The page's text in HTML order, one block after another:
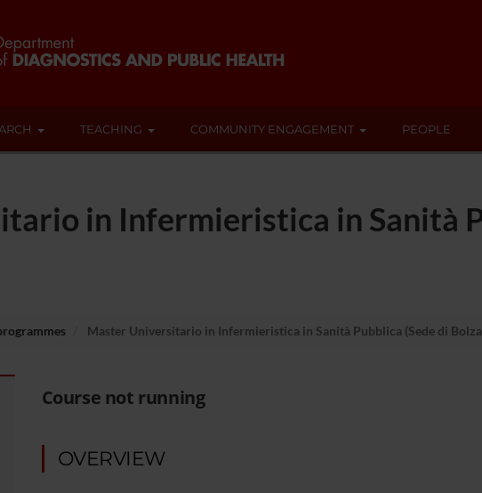
TEACHING COMMUNITY ENGAGEMENT PEOPLE
in Infermieristica in Sanità
Master Universitario in Infermieristica in Sanità Pubblica (Sede di
Course not running
OVERVIEW